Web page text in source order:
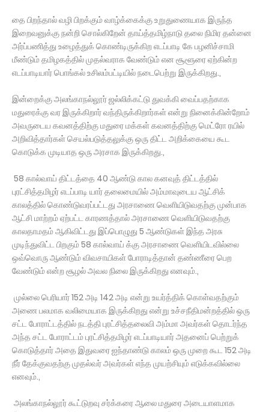
தை பிறந்தால் வழி பிறக்கும் வாழ்க்கைக்கு உறுதுணையாக இருந்த
இறைவனுக்கு நன்றி சொல்கிறேன் தாய்த்தமிழ்நாடு தலை நிமிர தன்னை
அர்ப்பணித்து உழைத்துக் கொண்டிருக்கிற எடப்பாடி கே பழனிச்சாமி
மீண்டும் தமிழகத்தில் முதல்வராக வேண்டும் என சூளூரை ஏற்கின்ற
எடப்பாடியார் பொங்கல் உசிலம்பட்டியில் நடைபெற்று இருக்கிறது.,
இன்றைக்கு அலங்காநல்லூர் ஜல்லிக்கட்டு துவக்கி வைப்பதற்காக
மதுரைக்கு வர இருக்கிறார் வந்திருக்கிறார்கள் என்று நினைக்கின்றோம்
அவருடைய கவனத்திற்கு மதுரை மக்கள் கவனத்திற்கு மெட்ரோ ரயில்
அறிவித்தார்கள் செயல்படுத்தலுக்கு ஒரு திட்ட அறிக்கையை கூட
கொடுக்க முடியாத ஒரு அரசாக இருக்கிறது.,
58 கால்வாய் திட்டத்தை 40 ஆண்டு கால கனவுத் திட்டத்தில்
புரட்சித்தமிழர் எடப்பாடி யார் தலைமையில் அம்மாவுடைய ஆட்சிக்
காலத்தில் கொண்டுவரப்பட்டது அரசாணை வெளியிடுவதற்கு முன்பாக
ஆட்சி மாற்றம் ஏற்பட்ட காரணத்தால் அரசாணை வெளியிடுவதற்கு
காலதாமதம் ஆகிவிட்டது இப்பொழுது 5 ஆண்டுகள் இந்த அரசு
முடிந்துவிட்ட பிறகும் 58 கால்வாய் க்கு அரசாணை வெளியிடவில்லை
ஒவ்வொரு ஆண்டும் விவசாயிகள் போராடித்தான் தண்ணீரை பெற
வேண்டும் என்ற சூழல் அவல நிலை இருக்கிறது எனவும்.,
முல்லை பெரியார் 152 அடி 142 அடி என்று உயர்த்திக் கொள்வதற்கும்
அணை பலமாக வலிமையாக இருக்கிறது என்று உச்சநீதிமன்றத்தில் ஒரு
சட்ட போராட்டத்தில் நடத்தி புரட்சித்தலைவி அம்மா அவர்கள் தொடர்ந்த
அந்த சட்ட போராட்டம் புரட்சித்தமிழர் எடப்பாடியார் அதனைப் பெற்றுக்
கொடுத்தார் அதை இதுவரை ஐந்தாண்டு காலம் ஒரு முறை கூட 152 அடி
நீர் தேக்குவதற்கு முதல்வர் அவர்கள் எந்த முயற்சியும் எடுக்கவில்லை
எனவும்.,
அலங்காநல்லூர் கூட்டுறவு சர்க்கரை ஆலை மதுரை அடையாளமாக